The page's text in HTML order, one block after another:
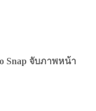
Snap จับภาพหน้า